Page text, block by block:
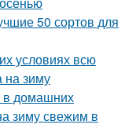
50 сортов для
условиях всю
на зиму
в домашних
зиму свежим в